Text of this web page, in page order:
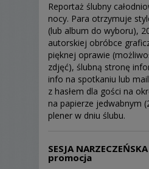
Reportaż ślubny
nocy. Para otrzymuje
(lub album do wyboru),
autorskiej obróbce
pięknej oprawie
zdjęć), ślubną stronę
info na spotkaniu lub
z hasłem dla gości na
na papierze jedwabnym
plener w dniu ślubu.
SESJA
promocja